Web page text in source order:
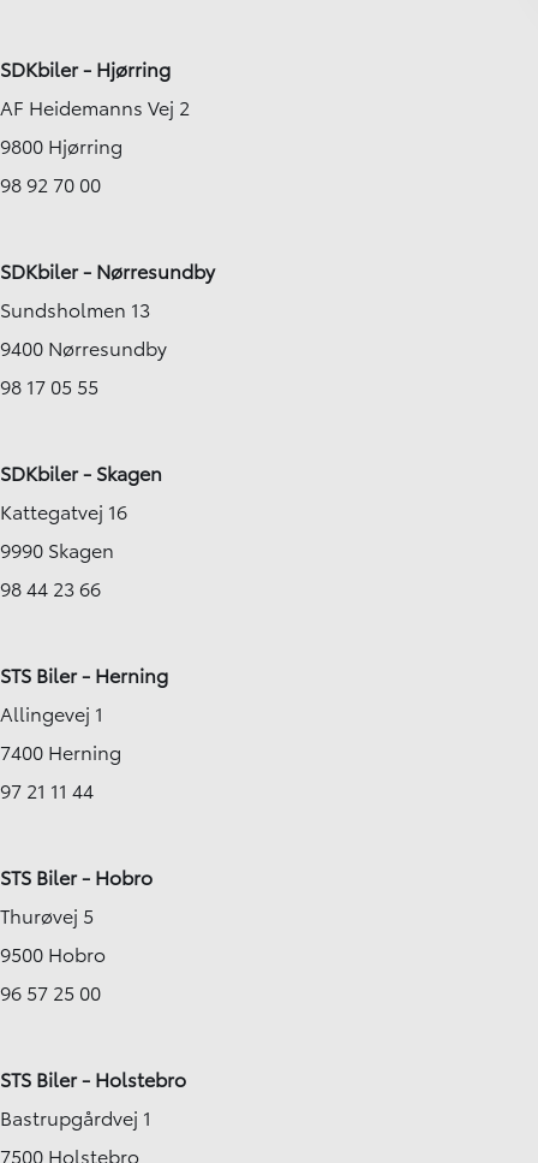
SDKbiler - Hjørring
AF Heidemanns Vej 2
9800 Hjørring
98 92 70 00
SDKbiler - Nørresundby
Sundsholmen 13
9400 Nørresundby
98 17 05 55
SDKbiler - Skagen
Kattegatvej 16
9990 Skagen
98 44 23 66
STS Biler - Herning
Allingevej 1
7400 Herning
97 21 11 44
STS Biler - Hobro
Thurøvej 5
9500 Hobro
96 57 25 00
STS Biler - Holstebro
Bastrupgårdvej 1
7500 Holstebro